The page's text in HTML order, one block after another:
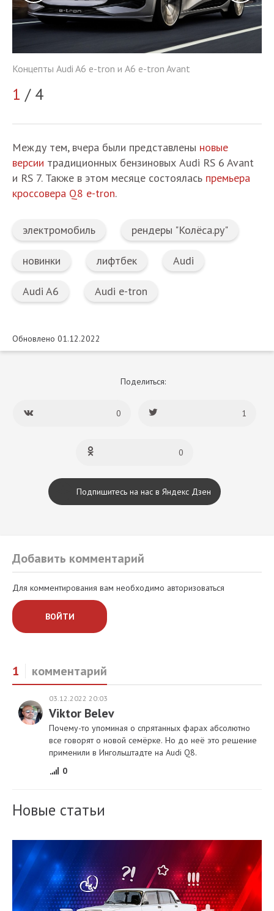
Концепты Audi A6 e-tron и A6 e-tron Avant
1 / 4
Между тем, вчера были представлены новые
версии традиционных бензиновых Audi RS 6 Avant
и RS 7. Также в этом месяце состоялась премьера
кроссовера Q8 e-tron.
электромобиль рендеры "Колёса.ру"
новинки лифтбек Audi
Audi A6 Audi e-tron
Обновлено 01.12.2022
Поделиться:
0 1
0
Подпишитесь на нас в Яндекс Дзен
Добавить комментарий
Для комментирования вам необходимо авторизоваться
ВОЙТИ
1 комментарий
03.12.2022 20:03
Viktor Belev
Почему-то упоминая о спрятанных фарах абсолютно
все говорят о новой семёрке. Но до неё это решение
применили в Ингольштадте на Audi Q8.
0
Новые статьи